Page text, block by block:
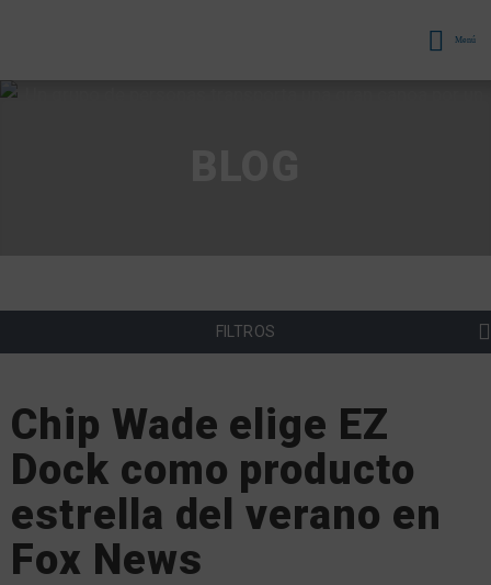
Menú
FILTROS
Chip Wade elige EZ
Dock como producto
estrella del verano en
Fox News